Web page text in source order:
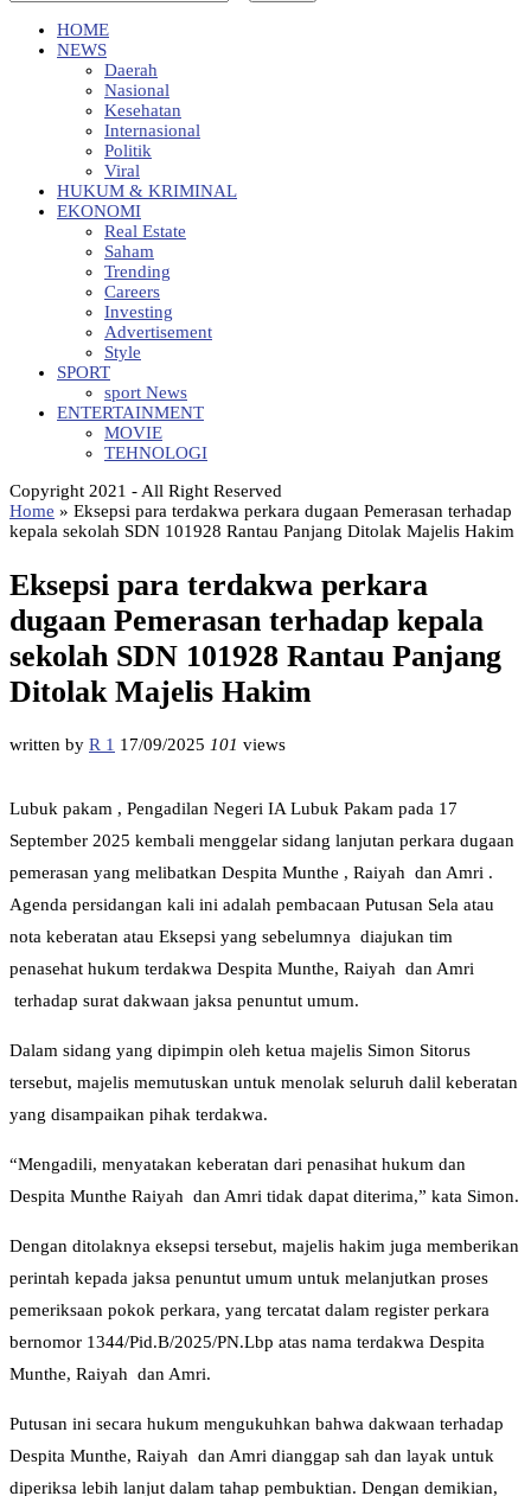
HOME
NEWS
Daerah
Nasional
Kesehatan
Internasional
Politik
Viral
HUKUM & KRIMINAL
EKONOMI
Real Estate
Saham
Trending
Careers
Investing
Advertisement
Style
SPORT
sport News
ENTERTAINMENT
MOVIE
TEHNOLOGI
Copyright 2021 - All Right Reserved
Home » Eksepsi para terdakwa perkara dugaan Pemerasan terhadap
kepala sekolah SDN 101928 Rantau Panjang Ditolak Majelis Hakim
Eksepsi para terdakwa perkara
dugaan Pemerasan terhadap kepala
sekolah SDN 101928 Rantau Panjang
Ditolak Majelis Hakim
written by R 1 17/09/2025 101 views
Lubuk pakam , Pengadilan Negeri IA Lubuk Pakam pada 17
September 2025 kembali menggelar sidang lanjutan perkara dugaan
pemerasan yang melibatkan Despita Munthe , Raiyah dan Amri .
Agenda persidangan kali ini adalah pembacaan Putusan Sela atau
nota keberatan atau Eksepsi yang sebelumnya diajukan tim
penasehat hukum terdakwa Despita Munthe, Raiyah dan Amri
terhadap surat dakwaan jaksa penuntut umum.
Dalam sidang yang dipimpin oleh ketua majelis Simon Sitorus
tersebut, majelis memutuskan untuk menolak seluruh dalil keberatan
yang disampaikan pihak terdakwa.
“Mengadili, menyatakan keberatan dari penasihat hukum dan
Despita Munthe Raiyah dan Amri tidak dapat diterima,” kata Simon.
Dengan ditolaknya eksepsi tersebut, majelis hakim juga memberikan
perintah kepada jaksa penuntut umum untuk melanjutkan proses
pemeriksaan pokok perkara, yang tercatat dalam register perkara
bernomor 1344/Pid.B/2025/PN.Lbp atas nama terdakwa Despita
Munthe, Raiyah dan Amri.
Putusan ini secara hukum mengukuhkan bahwa dakwaan terhadap
Despita Munthe, Raiyah dan Amri dianggap sah dan layak untuk
diperiksa lebih lanjut dalam tahap pembuktian. Dengan demikian,